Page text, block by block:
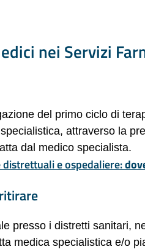
nei Servizi
del primo ciclo di
attraverso la
dal medico specialista.
e ospedaliere:
presso i distretti sanitari,
medica specialistica e/o